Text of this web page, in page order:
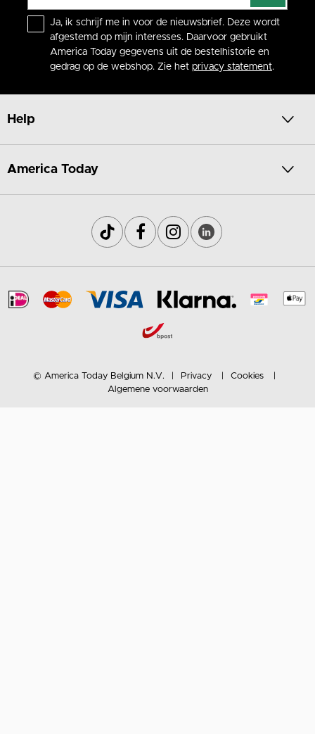
Ja, ik schrijf me in voor de nieuwsbrief. Deze wordt
afgestemd op mijn interesses. Daarvoor gebruikt
America Today gegevens uit de bestelhistorie en
gedrag op de webshop. Zie het privacy statement.
Help
America Today
© America Today Belgium N.V. Privacy
Cookies
Algemene voorwaarden